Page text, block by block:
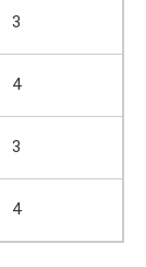
3
4
3
4